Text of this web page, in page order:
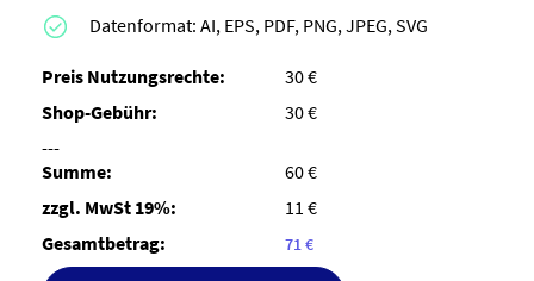
Datenformat: AI, EPS, PDF, PNG, JPEG, SVG
Preis Nutzungsrechte:
30 €
Shop-Gebühr:
30 €
---
Summe:
60 €
zzgl. MwSt 19%:
11 €
Gesamtbetrag:
71 €